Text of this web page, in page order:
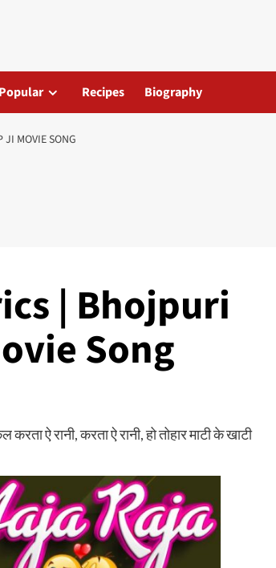
Popular Recipes Biography
JI MOVIE SONG
| Bhojpuri
Song
ऐ रानी, करता ऐ रानी, हो तोहार माटी के खाटी